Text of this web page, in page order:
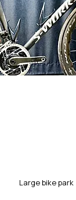
Large bike park